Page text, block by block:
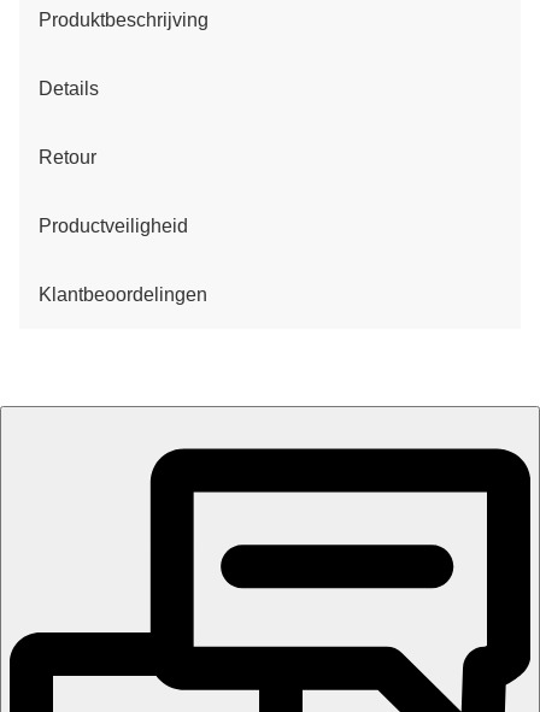
Produktbeschrijving
Details
Retour
Productveiligheid
Klantbeoordelingen